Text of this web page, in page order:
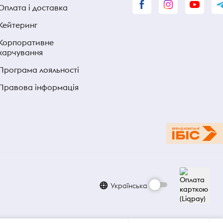
і доставка
лояльності
інформація
Українська